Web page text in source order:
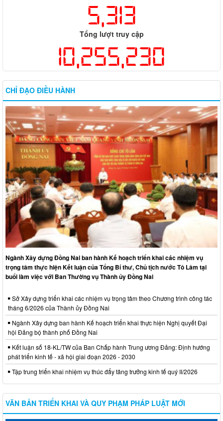
5,313
Tổng lượt truy cập
10,255,230
CHỈ ĐẠO ĐIỀU HÀNH
Ngành Xây dựng Đồng Nai ban hành Kế hoạch triển khai các nhiệm vụ
trọng tâm thực hiện Kết luận của Tổng Bí thư, Chủ tịch nước Tô Lâm tại
buổi làm việc với Ban Thường vụ Thành ủy Đồng Nai
Sở Xây dựng triển khai các nhiệm vụ trọng tâm theo Chương trình công tác
tháng 6/2026 của Thành ủy Đồng Nai
Ngành Xây dựng ban hành Kế hoạch triển khai thực hiện Nghị quyết Đại
hội Đảng bộ thành phố Đồng Nai
Kết luận số 18-KL/TW của Ban Chấp hành Trung ương Đảng: Định hướng
phát triển kinh tế - xã hội giai đoạn 2026 - 2030
Tập trung triển khai nhiệm vụ thúc đẩy tăng trưởng kinh tế quý II/2026
VĂN BẢN TRIỂN KHAI VÀ QUY PHẠM PHÁP LUẬT MỚI